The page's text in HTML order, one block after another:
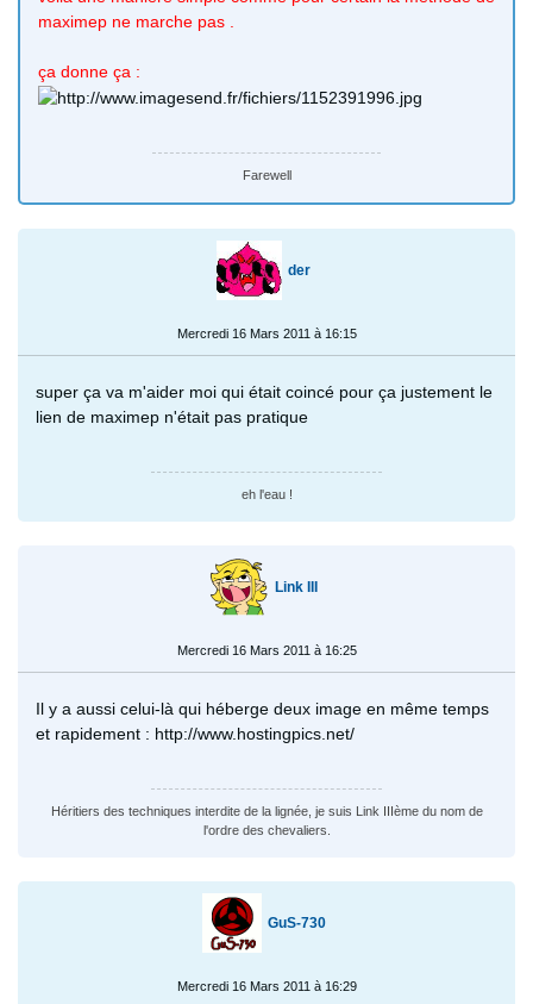
maximep ne marche pas .
ça donne ça :
Farewell
der
Mercredi 16 Mars 2011 à 16:15
super ça va m'aider moi qui était coincé pour ça justement le
lien de maximep n'était pas pratique
eh l'eau !
Link III
Mercredi 16 Mars 2011 à 16:25
Il y a aussi celui-là qui héberge deux image en même temps
et rapidement : http://www.hostingpics.net/
Héritiers des techniques interdite de la lignée, je suis Link IIIème du nom de
l'ordre des chevaliers.
GuS-730
Mercredi 16 Mars 2011 à 16:29